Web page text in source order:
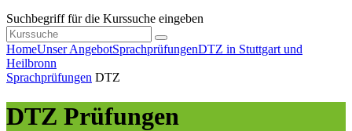
Suchbegriff für die Kurssuche eingeben
HomeUnser AngebotSprachprüfungenDTZ in Stuttgart und
Heilbronn
Sprachprüfungen DTZ
DTZ Prüfungen